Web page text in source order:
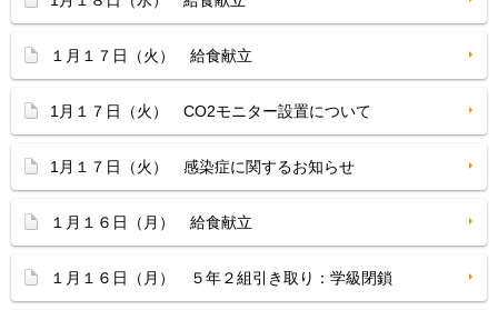
１月１７日（火） 給食献立
1月１７日（火） CO2モニター設置について
1月１７日（火） 感染症に関するお知らせ
１月１６日（月） 給食献立
１月１６日（月） ５年２組引き取り：学級閉鎖